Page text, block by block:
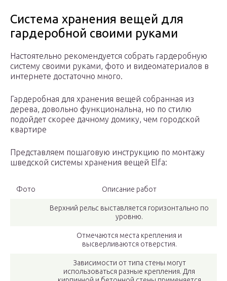
Система хранения вещей для
гардеробной своими руками
Настоятельно рекомендуется собрать гардеробную
систему своими руками, фото и видеоматериалов в
интернете достаточно много.
Гардеробная для хранения вещей собранная из
дерева, довольно функциональна, но по стилю
подойдет скорее дачному домику, чем городской
квартире
Представляем пошаговую инструкцию по монтажу
шведской системы хранения вещей Elfa:
Фото Описание работ
Верхний рельс выставляется горизонтально по
уровню.
Отмечаются места крепления и
высверливаются отверстия.
Зависимости от типа стены могут
использоваться разные крепления. Для